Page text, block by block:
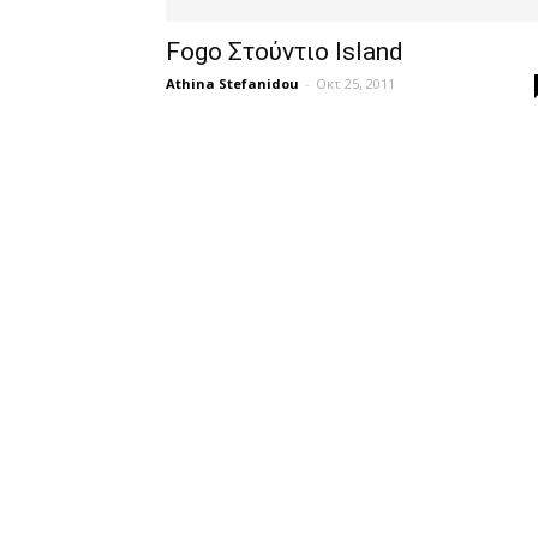
Fogo Στούντιο Island
Athina Stefanidou - Οκτ 25, 2011